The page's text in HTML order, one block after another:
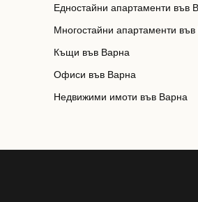
Едностайни апартаменти във
Многостайни апартаменти
Къщи във Варна
Офиси във Варна
Недвижими имоти във Варна